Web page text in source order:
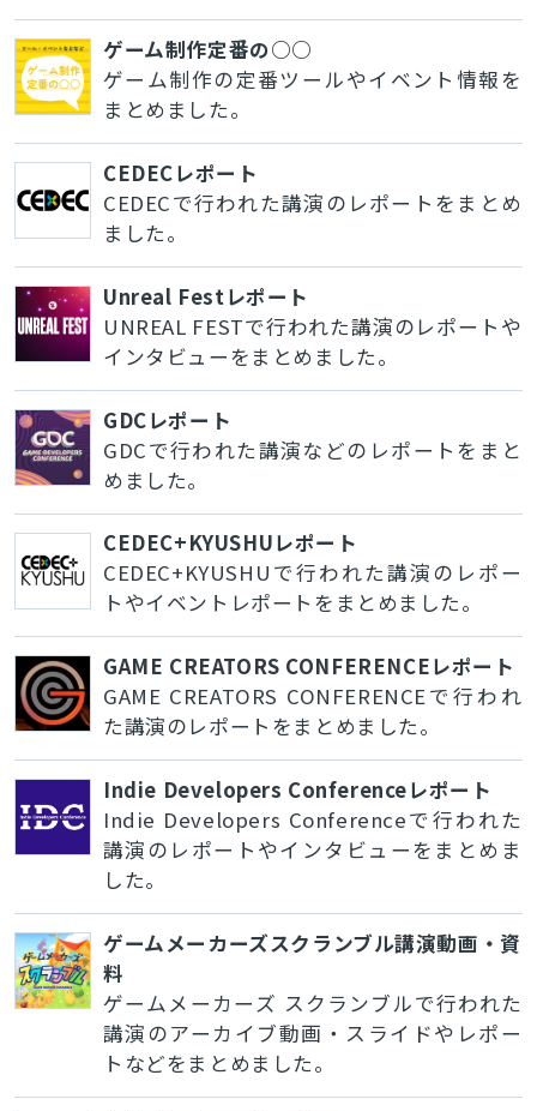
ゲーム制作定番の○○
ゲーム制作の定番ツールやイベント情報を
まとめました。
CEDECレポート
CEDECで行われた講演のレポートをまとめ
ました。
Unreal Festレポート
UNREAL FESTで行われた講演のレポートや
インタビューをまとめました。
GDCレポート
GDCで行われた講演などのレポートをまと
めました。
CEDEC+KYUSHUレポート
CEDEC+KYUSHUで行われた講演のレポー
トやイベントレポートをまとめました。
GAME CREATORS CONFERENCEレポート
GAME CREATORS CONFERENCEで行われ
た講演のレポートをまとめました。
Indie Developers Conferenceレポート
Indie Developers Conferenceで行われた
講演のレポートやインタビューをまとめま
した。
ゲームメーカーズスクランブル講演動画・資
料
ゲームメーカーズ スクランブルで行われた
講演のアーカイブ動画・スライドやレポー
トなどをまとめました。